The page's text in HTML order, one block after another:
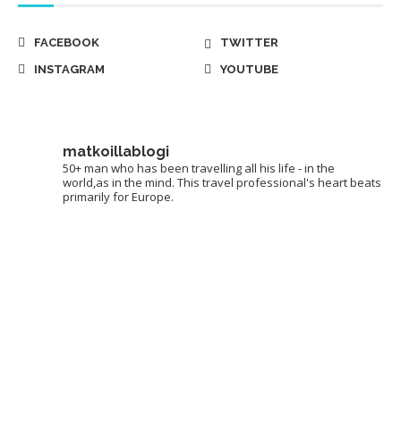
FACEBOOK
TWITTER
INSTAGRAM
YOUTUBE
matkoillablogi
50+ man who has been travelling all his life - in the
world,as in the mind. This travel professional's heart beats
primarily for Europe.